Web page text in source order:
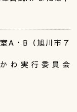
A・B（旭川市７
わ実行委員会